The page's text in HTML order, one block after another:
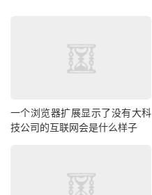
一个浏览器扩展显示了没有大科
技公司的互联网会是什么样子